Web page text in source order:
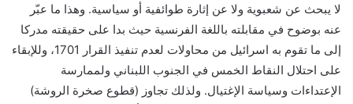
لا يبحث عن شعبوية ولا عن إثارة طوائفية أو سياسية. وهذا ما عبّر
عنه بوضوح في مقابلته باللغة الفرنسية حيث بدا على حقيقته مدركا
إلى ما تقوم به اسرائيل من محاولات لعدم تنفيذ القرار 1701، وللإبقاء
على احتلال النقاط الخمس في الجنوب اللبناني ولممارسة
الإعتداءات وسياسة الإغتيال. ولذلك تجاوز (قطوع صخرة الروشة)